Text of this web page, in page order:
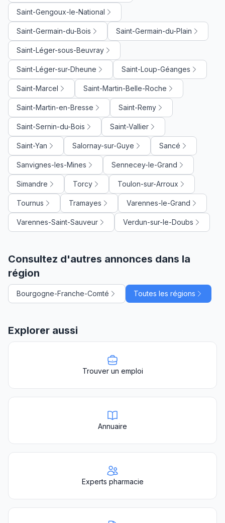
Saint-Gengoux-le-National
Saint-Germain-du-Bois Saint-Germain-du-Plain
Saint-Léger-sous-Beuvray
Saint-Léger-sur-Dheune Saint-Loup-Géanges
Saint-Marcel Saint-Martin-Belle-Roche
Saint-Martin-en-Bresse Saint-Remy
Saint-Sernin-du-Bois Saint-Vallier
Saint-Yan Salornay-sur-Guye Sancé
Sanvignes-les-Mines Sennecey-le-Grand
Simandre Torcy Toulon-sur-Arroux
Tournus Tramayes Varennes-le-Grand
Varennes-Saint-Sauveur Verdun-sur-le-Doubs
Consultez d'autres annonces dans la
région
Bourgogne-Franche-Comté Toutes les régions
Explorer aussi
Trouver un emploi
Annuaire
Experts pharmacie